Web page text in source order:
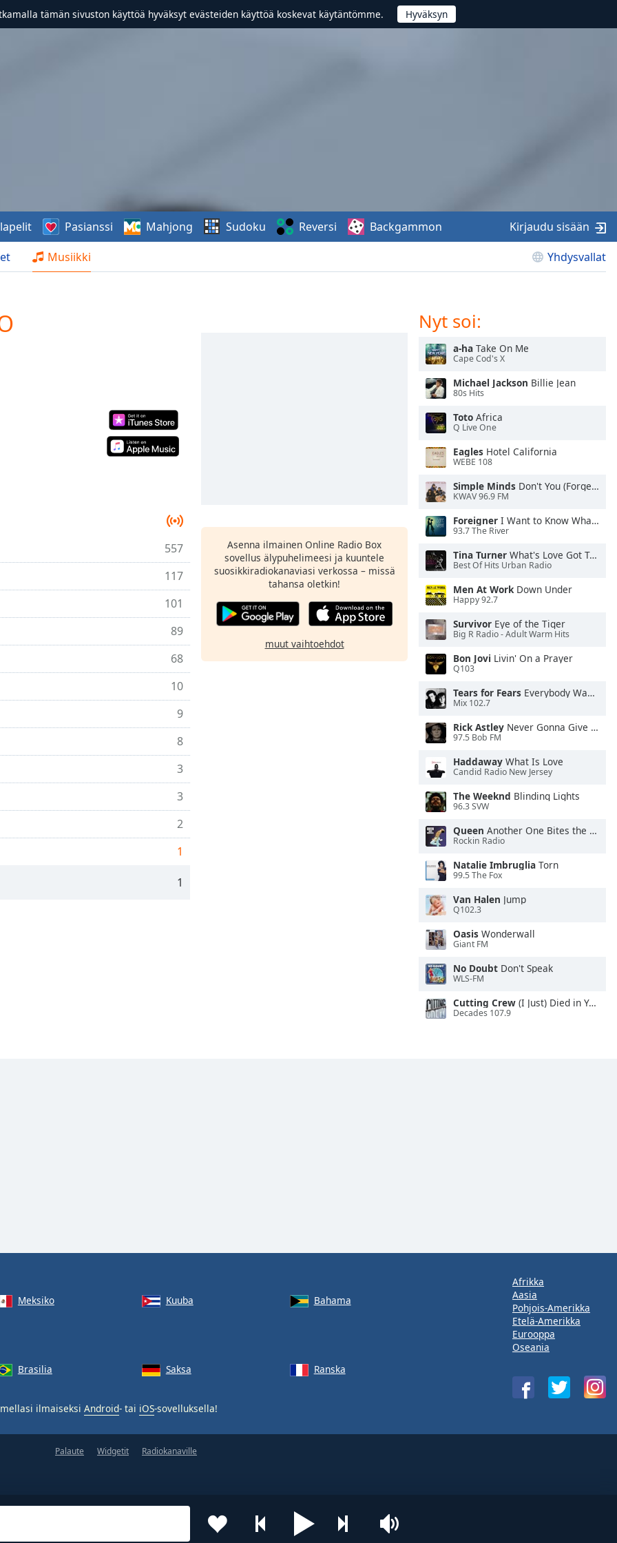
tämän sivuston käyttöä hyväksyt evästeiden käyttöä koskevat käytäntömme.
Musiikki Yhdysvallat
Pasianssi Mahjong Sudoku Reversi Backgammon Kirjaudu sisään
557
117
101
89
68
10
9
8
3
3
2
1
1
Asenna ilmainen Online Radio Box
sovellus älypuhelimeesi ja kuuntele
suosikkiradiokanaviasi verkossa – missä
tahansa oletkin!
muut vaihtoehdot
Nyt soi:
a-ha Take On Me
Cape Cod's X
Michael Jackson Billie Jean
80s Hits
Toto Africa
Q Live One
Eagles Hotel California
WEBE 108
Simple Minds Don't You (Forget About Me)
KWAV 96.9 FM
Foreigner I Want to Know What Love Is
93.7 The River
Tina Turner What's Love Got To Do With It
Best Of Hits Urban Radio
Men At WorkDown Under
Happy 92.7
Survivor Eye of the Tiger
Big R Radio - Adult Warm Hits
Bon Jovi Livin' On a Prayer
Q103
Tears for Fears Everybody Wants To Rule the World
Mix 102.7
Rick Astley Never Gonna Give You Up
97.5 Bob FM
Haddaway What Is Love
Candid Radio New Jersey
The Weeknd Blinding Lights
96.3 SVW
Queen Another One Bites the Dust
Rockin Radio
Natalie Imbruglia Torn
99.5 The Fox
Van Halen Jump
Q102.3
Oasis Wonderwall
Giant FM
No Doubt Don't Speak
WLS-FM
Cutting Crew (I Just) Died in Your Arms
Decades 107.9
Meksiko Kuuba
Bahama
Brasilia Saksa Ranska
ilmaiseksi Android- tai iOS-sovelluksella!
Afrikka
Aasia
Pohjois-Amerikka
Etelä-Amerikka
Eurooppa
Oseania
Palaute Widgetit Radiokanaville